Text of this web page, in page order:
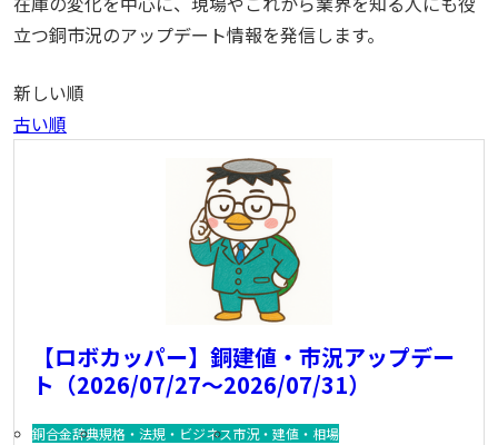
立つ銅市況のアップデート情報を発信します。
新しい順
古い順
【ロボカッパー】銅建値・市況アップデー
ト（2026/07/27～2026/07/31）
銅合金辞典規格・法規・ビジネス市況・建値・相場